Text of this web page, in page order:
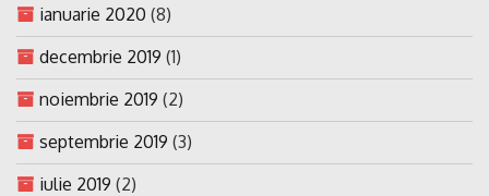
ianuarie 2020 (8)
decembrie 2019 (1)
noiembrie 2019 (2)
septembrie 2019 (3)
iulie 2019 (2)